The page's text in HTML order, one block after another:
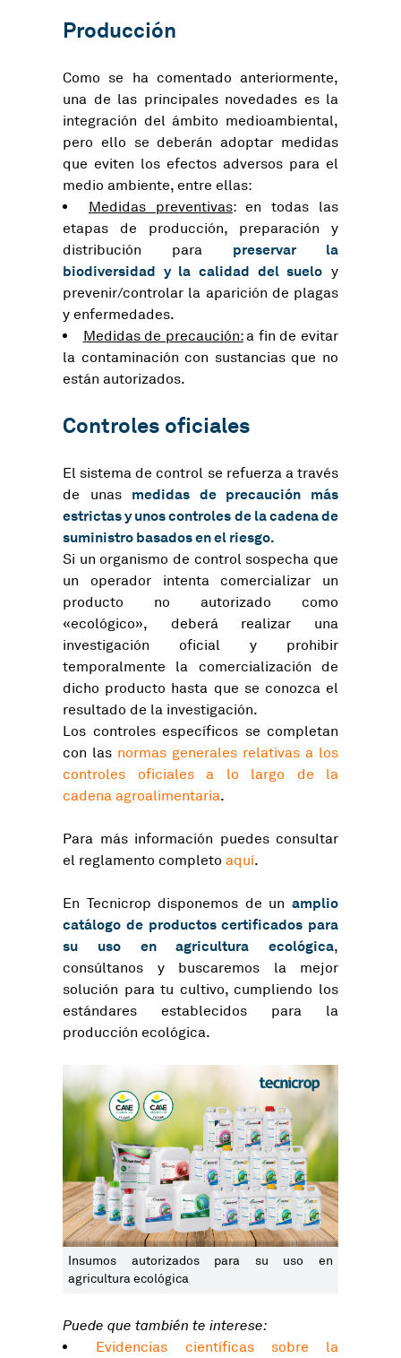
Producción
Como se ha comentado anteriormente,
una de las principales novedades es la
integración del ámbito medioambiental,
pero ello se deberán adoptar medidas
que eviten los efectos adversos para el
medio ambiente, entre ellas:
Medidas preventivas: en todas las
etapas de producción, preparación y
distribución para preservar la
biodiversidad y la calidad del suelo y
prevenir/controlar la aparición de plagas
y enfermedades.
Medidas de precaución:a fin de evitar
la contaminación con sustancias que no
están autorizados.
Controles oficiales
El sistema de control se refuerza a través
de unas medidas de precaución más
estrictas y unos controles de la cadena de
suministro basados en el riesgo.
Si un organismo de control sospecha que
un operador intenta comercializar un
producto no autorizado como
«ecológico», deberá realizar una
investigación oficial y prohibir
temporalmente la comercialización de
dicho producto hasta que se conozca el
resultado de la investigación.
Los controles específicos se completan
con las normas generales relativas a los
controles oficiales a lo largo de la
cadena agroalimentaria.
Para más información puedes consultar
el reglamento completo aquí.
En Tecnicrop disponemos de un amplio
catálogo de productos certificados para
su uso en agricultura ecológica,
consúltanos y buscaremos la mejor
solución para tu cultivo, cumpliendo los
estándares establecidos para la
producción ecológica.
Insumos autorizados para su uso en
agricultura ecológica
Puede que también te interese:
Evidencias científicas sobre la